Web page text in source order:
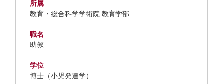
所属
教育・総合科学学術院 教育学部
職名
助教
学位
博士（小児発達学）